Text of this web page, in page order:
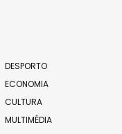
DESPORTO
ECONOMIA
CULTURA
MULTIMÉDIA